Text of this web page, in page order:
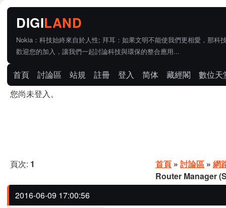
Nokia：科技始終來自於人性; 拜耳：如果文明不能使我們更相愛，那科
歡迎您的加入，讓我們一起討論科技與環保的整合應用...
首頁 討論區 站規 註冊 登入 简体 藏經閣
數位天
您尚未登入。
頁次: 1 首頁 » 討論區 » 網
Router Manager
2016-06-09 17:00:56